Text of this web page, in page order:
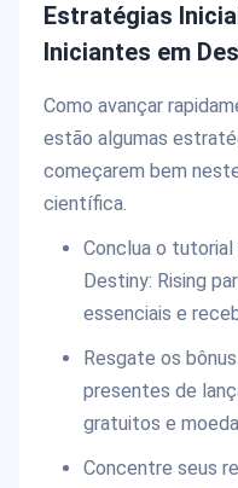
Estratégias
Iniciantes em
Como avançar
estão algumas
começarem bem
científica.
Conclua o tutorial
Destiny: Rising
essenciais e
Resgate os
presentes de
gratuitos e
Concentre seus